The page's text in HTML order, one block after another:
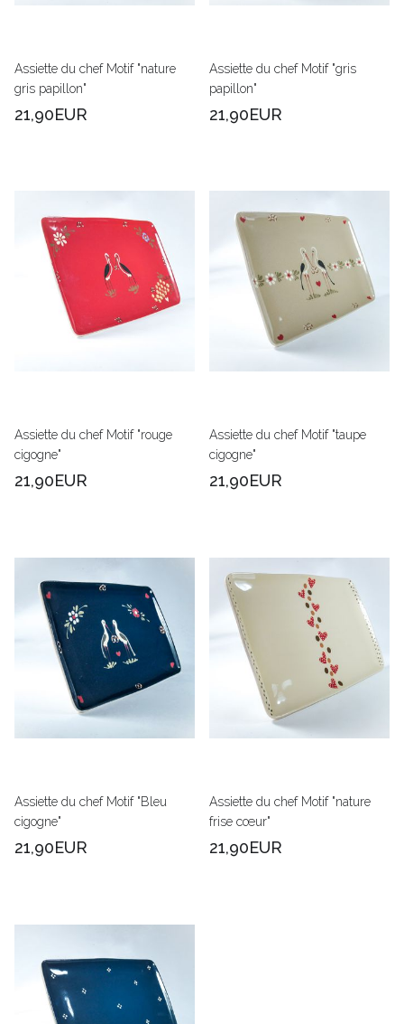
Assiette du chef Motif "nature
gris papillon"
21,90EUR
Assiette du chef Motif "gris
papillon"
21,90EUR
Assiette du chef Motif "rouge
cigogne"
21,90EUR
Assiette du chef Motif "taupe
cigogne"
21,90EUR
Assiette du chef Motif "Bleu
cigogne"
21,90EUR
Assiette du chef Motif "nature
frise cœur"
21,90EUR